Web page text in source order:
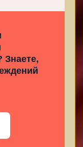
Знаете,